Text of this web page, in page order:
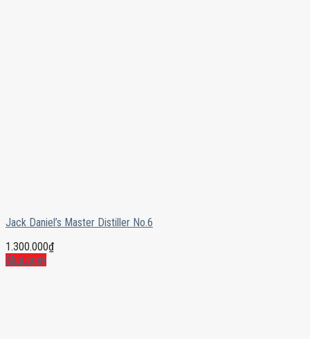
Jack Daniel’s Master Distiller No.6
1.300.000₫
Mua ngay